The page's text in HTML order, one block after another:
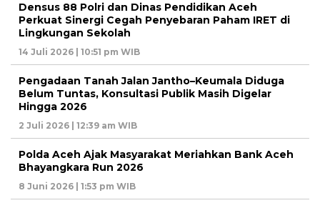
Densus 88 Polri dan Dinas Pendidikan Aceh
Perkuat Sinergi Cegah Penyebaran Paham IRET di
Lingkungan Sekolah
14 Juli 2026 | 10:51 pm WIB
Pengadaan Tanah Jalan Jantho–Keumala Diduga
Belum Tuntas, Konsultasi Publik Masih Digelar
Hingga 2026
2 Juli 2026 | 12:39 am WIB
Polda Aceh Ajak Masyarakat Meriahkan Bank Aceh
Bhayangkara Run 2026
8 Juni 2026 | 1:53 pm WIB